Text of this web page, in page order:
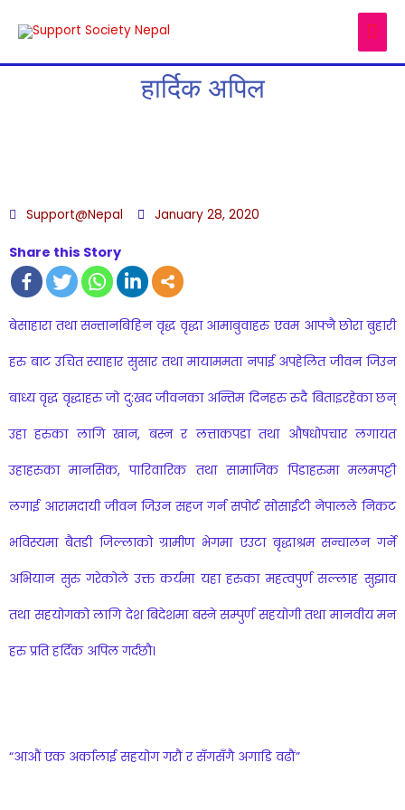
हार्दिक अपिल
Support@Nepal January 28, 2020
Share this Story
बेसाहारा तथा सन्तानबिहिन वृद्ध वृद्धा आमाबुवाहरु एवम आफ्नै छोरा बुहारी
हरु बाट उचित स्याहार सुसार तथा मायाममता नपाई अपहेलित जीवन जिउन
बाध्य वृद्ध वृद्धाहरु जो दु:खद जीवनका अन्तिम दिनहरु रुदै बिताइरहेका छन्
उहा हरुका लागि खान, बस्न र लत्ताकपडा तथा औषधोपचार लगायत
उहाहरुका मानसिक, पारिवारिक तथा सामाजिक पिडाहरुमा मलमपट्टी
लगाई आरामदायी जीवन जिउन सहज गर्न सपोर्ट सोसाईटी नेपालले निकट
भविस्यमा बैतडी जिल्लाको ग्रामीण भेगमा एउटा बृद्धाश्रम सन्चालन गर्ने
अभियान सुरु गरेकोले उक्त कर्यमा यहा हरुका महत्वपुर्ण सल्लाह सुझाव
तथा सहयोगको लागि देश बिदेशमा बस्ने सम्पुर्ण सहयोगी तथा मानवीय मन
हरु प्रति हर्दिक अपिल गर्दछौ।
“आऔं एक अर्कालाई सहयोग गरौं र सँगसँगै अगाडि वढौं”